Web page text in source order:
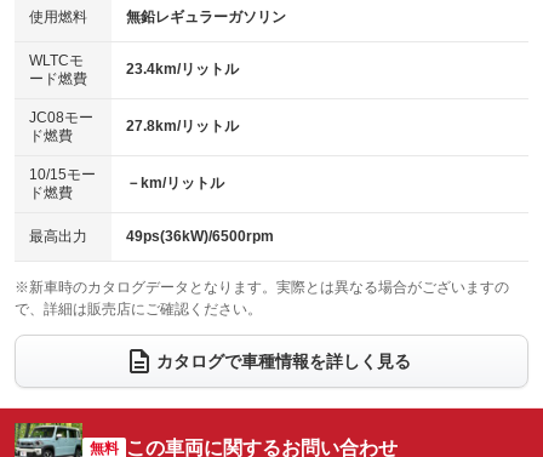
100V電源
：装備なし
センターデフロック
：装備なし
電動格納ミラー
：装備あり
バックカメラ
エアロ
：装備なし
ローダウン
：装備なし
ベンチシート
：装備なし
チップアップシート
：装備なし
電動格納サードシート
：装備なし シートヒーター
：装備あり
ウォークスルー
電動リアゲート フロントカメラ
：装備あり
シートエアコン
：装備なし 全周囲カメラ
：装備あり
サイドカメラ ルーフレール
使用燃料 無鉛レギュラーガソリン
WLTCモ
ード燃費
23.4km/リットル
JC08モー
ド燃費
27.8km/リットル
10/15モー
ド燃費
－km/リットル
最高出力 49ps(36kW)/6500rpm
※新車時のカタログデータとなります。実際とは異なる場合がございますの
で、詳細は販売店にご確認ください。
カタログで車種情報を詳しく見る
無料 この車両に関するお問い合わせ